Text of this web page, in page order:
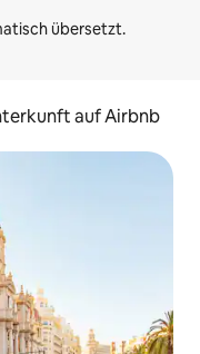
auf Airbnb